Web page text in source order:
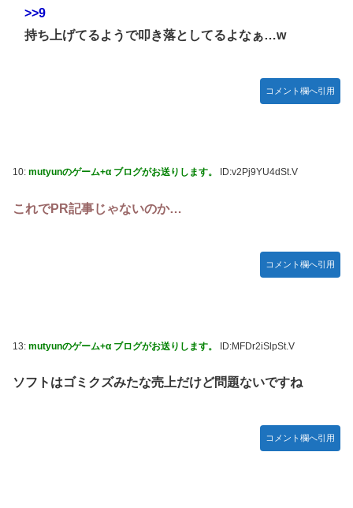
>>9
持ち上げてるようで叩き落としてるよなぁ…w
コメント欄へ引用
10: mutyunのゲーム+α ブログがお送りします。 ID:v2Pj9YU4dSt.V
これでPR記事じゃないのか…
コメント欄へ引用
13: mutyunのゲーム+α ブログがお送りします。 ID:MFDr2iSlpSt.V
ソフトはゴミクズみたな売上だけど問題ないですね
コメント欄へ引用